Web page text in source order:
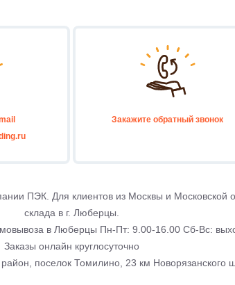
Закажите обратный звонок
ПЭК. Для клиентов из Москвы и Московской
склада в г. Люберцы.
в Люберцы Пн-Пт: 9.00-16.00 Сб-Вс:
Заказы онлайн круглосуточно
поселок Томилино, 23 км Новорязанского